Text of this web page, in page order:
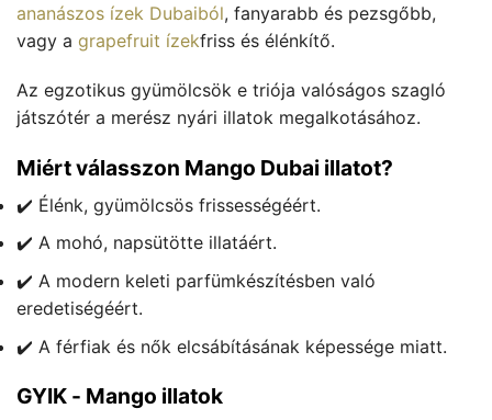
ananászos ízek Dubaiból, fanyarabb és pezsgőbb,
vagy a grapefruit ízekfriss és élénkítő.
Az egzotikus gyümölcsök e triója valóságos szagló
játszótér a merész nyári illatok megalkotásához.
Miért válasszon Mango Dubai illatot?
✔️ Élénk, gyümölcsös frissességéért.
✔️ A mohó, napsütötte illatáért.
✔️ A modern keleti parfümkészítésben való
eredetiségéért.
✔️ A férfiak és nők elcsábításának képessége miatt.
GYIK - Mango illatok